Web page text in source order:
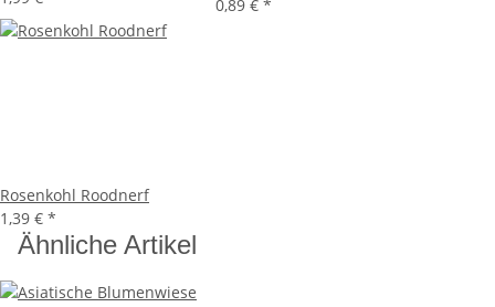
0,89 € *
Rosenkohl Roodnerf
1,39 € *
Ähnliche Artikel